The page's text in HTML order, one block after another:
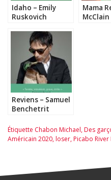
Idaho – Emily
Ruskovich
Mama
McClain
Reviens – Samuel
Benchetrit
Étiquette Chabon Michael,Des
Américain 2020,loser,Picabo